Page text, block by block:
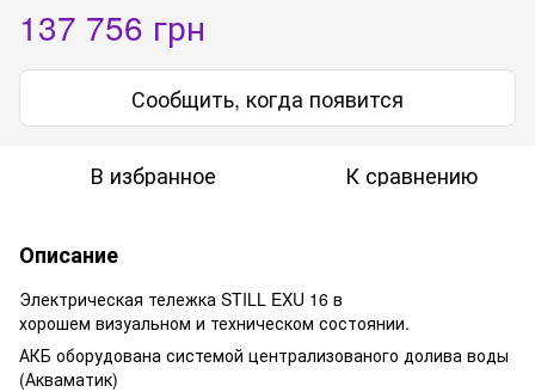
137 756 грн
Сообщить, когда появится
В избранное К сравнению
Описание
Электрическая тележка STILL EXU 16 в
хорошем визуальном и техническом состоянии.
АКБ оборудована системой централизованого долива воды
(Акваматик)